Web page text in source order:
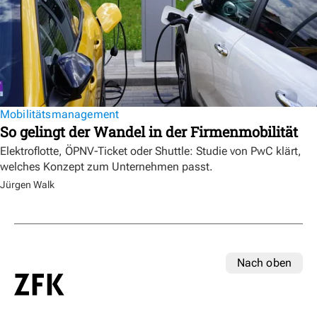
Mobilitätsmanagement
So gelingt der Wandel in der Firmenmobilität
Elektroflotte, ÖPNV-Ticket oder Shuttle: Studie von PwC klärt,
welches Konzept zum Unternehmen passt.
Jürgen Walk
Nach oben